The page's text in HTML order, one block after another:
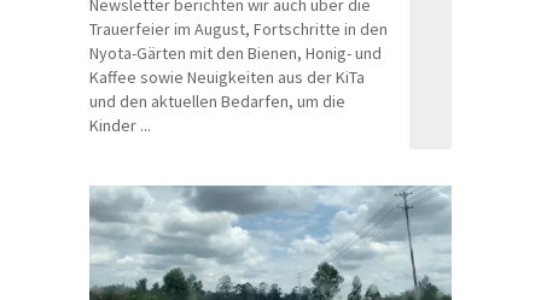
Newsletter berichten wir auch über die
Trauerfeier im August, Fortschritte in den
Nyota-Gärten mit den Bienen, Honig- und
Kaffee sowie Neuigkeiten aus der KiTa
und den aktuellen Bedarfen, um die
Kinder ...